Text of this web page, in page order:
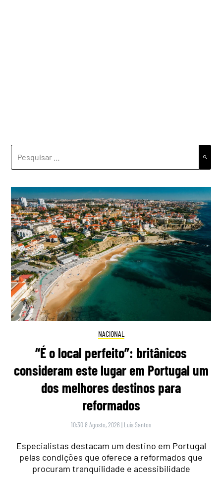
NACIONAL
“É o local perfeito”: britânicos
consideram este lugar em Portugal um
dos melhores destinos para
reformados
10:30 8 Agosto, 2026 | Luís Santos
Especialistas destacam um destino em Portugal
pelas condições que oferece a reformados que
procuram tranquilidade e acessibilidade